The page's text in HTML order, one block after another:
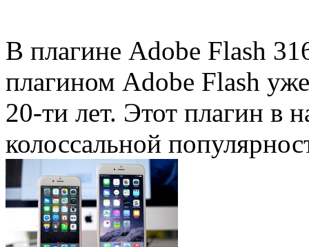
В плагине Adobe Flash
плагином Adobe Flash
20-ти лет. Этот плагин в
колоссальной